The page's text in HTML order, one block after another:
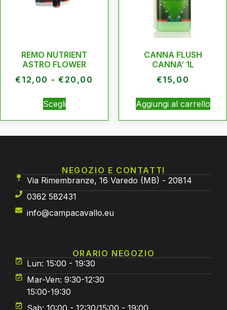
REMO NUTRIENT
ASTRO FLOWER
€ 12,00 - € 20,00
Scegli
CANNA FLUSH
CANNA’ 1L
€15,00
Aggiungi al carrello
NEGOZIO E CONTATTI
Via Rimembranze, 16 Varedo (MB) - 20814
0362 582431
info@campacavallo.eu
ORARIO NEGOZIO
Lun: 15:00 - 19:30
Mar-Ven: 9:30-12:30
15:00-19:30